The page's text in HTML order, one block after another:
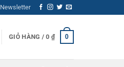
Newsletter
GIỎ HÀNG /0 ₫ 0